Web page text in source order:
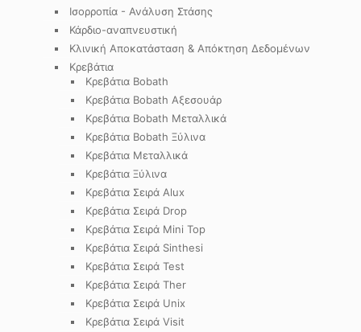
Ισορροπία - Ανάλυση Στάσης
Κάρδιο-αναπνευστική
Κλινική Αποκατάσταση & Απόκτηση Δεδομένων
Κρεβάτια
Κρεβάτια Bobath
Κρεβάτια Bobath Αξεσουάρ
Κρεβάτια Bobath Μεταλλικά
Κρεβάτια Bobath Ξύλινα
Κρεβάτια Μεταλλικά
Κρεβάτια Ξύλινα
Κρεβάτια Σειρά Alux
Κρεβάτια Σειρά Drop
Κρεβάτια Σειρά Mini Top
Κρεβάτια Σειρά Sinthesi
Κρεβάτια Σειρά Test
Κρεβάτια Σειρά Ther
Κρεβάτια Σειρά Unix
Κρεβάτια Σειρά Visit